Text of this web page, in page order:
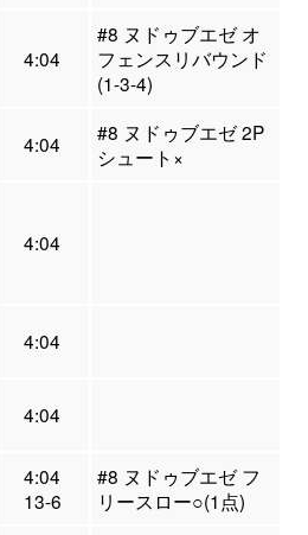
4:04
#8 ヌドゥブエゼ オ
フェンスリバウンド
(1-3-4)
4:04
#8 ヌドゥブエゼ 2P
シュート×
4:04
4:04
4:04
4:04
13-6
#8 ヌドゥブエゼ フ
リースロー○(1点)